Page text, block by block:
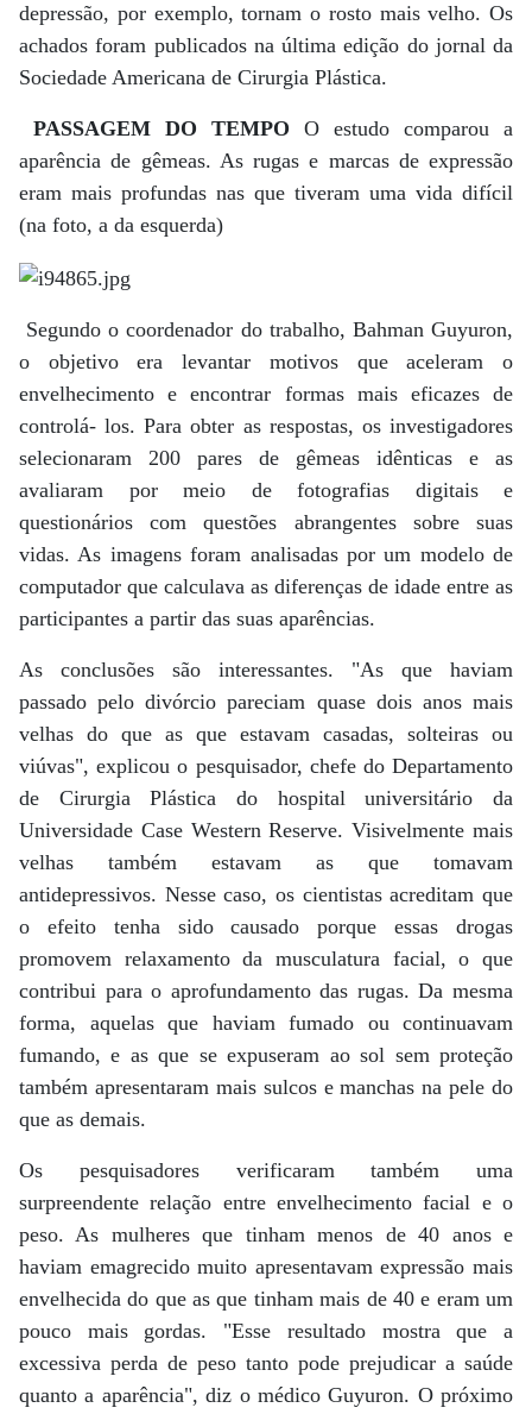
depressão, por exemplo, tornam o rosto mais velho. Os
achados foram publicados na última edição do jornal da
Sociedade Americana de Cirurgia Plástica.
PASSAGEM DO TEMPO O estudo comparou a
aparência de gêmeas. As rugas e marcas de expressão
eram mais profundas nas que tiveram uma vida difícil
(na foto, a da esquerda)
Segundo o coordenador do trabalho, Bahman Guyuron,
o objetivo era levantar motivos que aceleram o
envelhecimento e encontrar formas mais eficazes de
controlá- los. Para obter as respostas, os investigadores
selecionaram 200 pares de gêmeas idênticas e as
avaliaram por meio de fotografias digitais e
questionários com questões abrangentes sobre suas
vidas. As imagens foram analisadas por um modelo de
computador que calculava as diferenças de idade entre as
participantes a partir das suas aparências.
As conclusões são interessantes. "As que haviam
passado pelo divórcio pareciam quase dois anos mais
velhas do que as que estavam casadas, solteiras ou
viúvas", explicou o pesquisador, chefe do Departamento
de Cirurgia Plástica do hospital universitário da
Universidade Case Western Reserve. Visivelmente mais
velhas também estavam as que tomavam
antidepressivos. Nesse caso, os cientistas acreditam que
o efeito tenha sido causado porque essas drogas
promovem relaxamento da musculatura facial, o que
contribui para o aprofundamento das rugas. Da mesma
forma, aquelas que haviam fumado ou continuavam
fumando, e as que se expuseram ao sol sem proteção
também apresentaram mais sulcos e manchas na pele do
que as demais.
Os pesquisadores verificaram também uma
surpreendente relação entre envelhecimento facial e o
peso. As mulheres que tinham menos de 40 anos e
haviam emagrecido muito apresentavam expressão mais
envelhecida do que as que tinham mais de 40 e eram um
pouco mais gordas. "Esse resultado mostra que a
excessiva perda de peso tanto pode prejudicar a saúde
quanto a aparência", diz o médico Guyuron. O próximo